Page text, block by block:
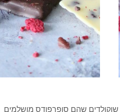
שוקולדים שהם סופרפודס מושלמים